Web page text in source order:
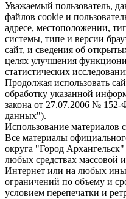
Уважаемый пользователь,
файлов cookie и
адресе, местоположении,
системы, типе и версии
сайт, и сведения об
целях улучшения
статистических
Продолжая использовать
обработку указанной
закона от 27.07.2006 №
данных").
Использование материалов
Все материалы
округа "Город
любых средствах массовой
Интернет или на любых
ограничений по объему и
условием перепечатки и